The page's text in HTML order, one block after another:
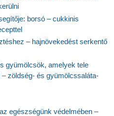
borsó – cukkinis
– hajnövekedést serkentő
gyümölcsök, amelyek tele
zöldség- és gyümölcssaláta-
egészségünk védelmében –